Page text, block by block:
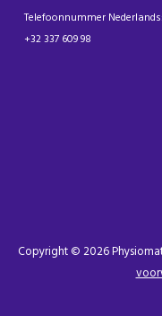
Telefoonnummer Nederlands:
+32 337 609 98
Copyright © 2026